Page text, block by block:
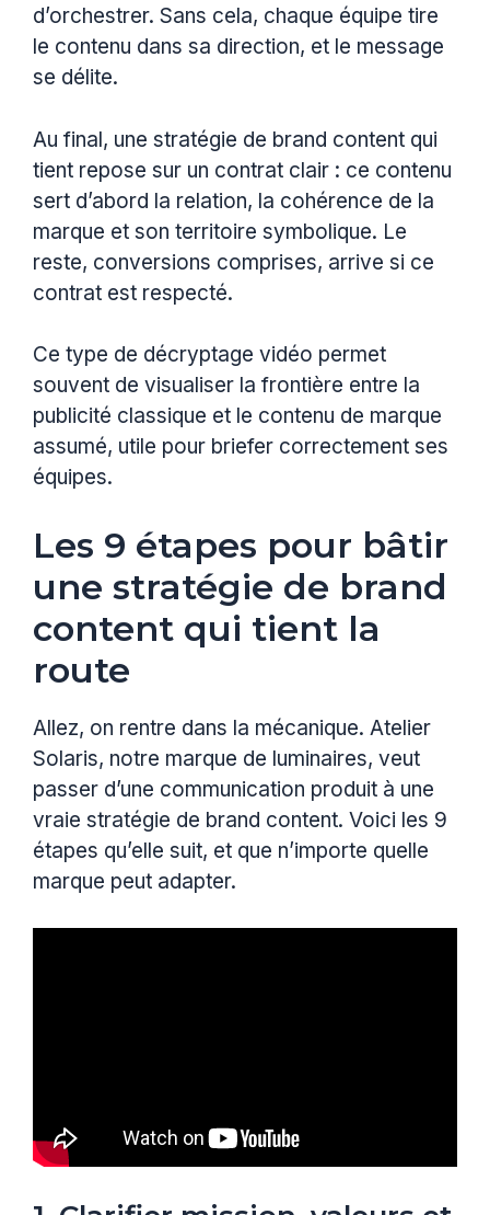
d’orchestrer. Sans cela, chaque équipe tire
le contenu dans sa direction, et le message
se délite.
Au final, une stratégie de brand content qui
tient repose sur un contrat clair : ce contenu
sert d’abord la relation, la cohérence de la
marque et son territoire symbolique. Le
reste, conversions comprises, arrive si ce
contrat est respecté.
Ce type de décryptage vidéo permet
souvent de visualiser la frontière entre la
publicité classique et le contenu de marque
assumé, utile pour briefer correctement ses
équipes.
Les 9 étapes pour bâtir
une stratégie de brand
content qui tient la
route
Allez, on rentre dans la mécanique. Atelier
Solaris, notre marque de luminaires, veut
passer d’une communication produit à une
vraie stratégie de brand content. Voici les 9
étapes qu’elle suit, et que n’importe quelle
marque peut adapter.